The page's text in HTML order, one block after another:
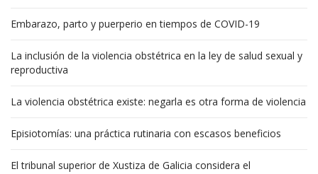
Embarazo, parto y puerperio en tiempos de COVID-19
La inclusión de la violencia obstétrica en la ley de salud sexual y
reproductiva
La violencia obstétrica existe: negarla es otra forma de violencia
Episiotomías: una práctica rutinaria con escasos beneficios
El tribunal superior de Xustiza de Galicia considera el